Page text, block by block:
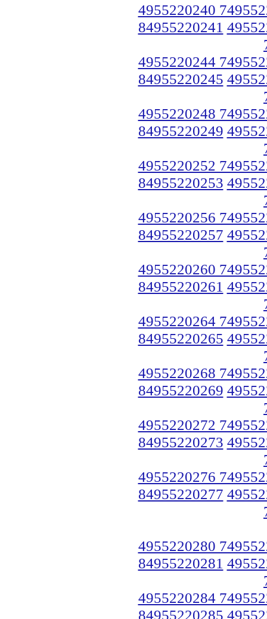
4955220240
84955220241
4955220244
84955220245
4955220248
84955220249
4955220252
84955220253
4955220256
84955220257
4955220260
84955220261
4955220264
84955220265
4955220268
84955220269
4955220272
84955220273
4955220276
84955220277
4955220280
84955220281
4955220284
84955220285